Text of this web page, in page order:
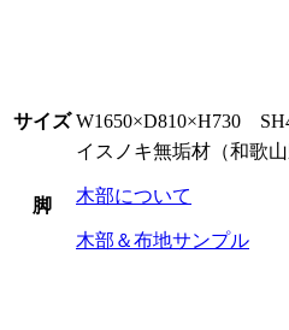
サイズ W1650×D810×H730
脚
イスノキ無垢材（和歌
木部について
木部＆布地サンプル